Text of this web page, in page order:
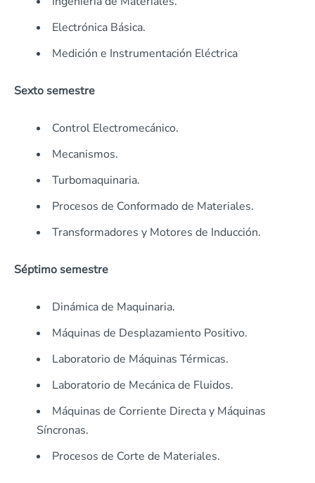
Electrónica Básica.
Medición e Instrumentación Eléctrica
Sexto semestre
Control Electromecánico.
Mecanismos.
Turbomaquinaria.
Procesos de Conformado de Materiales.
Transformadores y Motores de Inducción.
Séptimo semestre
Dinámica de Maquinaria.
Máquinas de Desplazamiento Positivo.
Laboratorio de Máquinas Térmicas.
Laboratorio de Mecánica de Fluidos.
Máquinas de Corriente Directa y Máquinas
Síncronas.
Procesos de Corte de Materiales.